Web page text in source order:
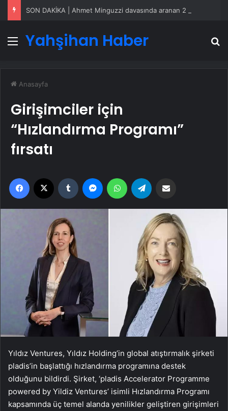
Menü
Yahşihan Haber
Anasayfa
Girişimciler için
“Hızlandırma Programı”
fırsatı
Facebook Tumblr MessengerWhatsApp
Yıldız Ventures, Yıldız Holding’in global atıştırmalık şirketi
pladis’in başlattığı hızlandırma programına destek
olduğunu bildirdi. Şirket, ‘pladis Accelerator Programme
powered by Yildiz Ventures’ isimli Hızlandırma Programı
kapsamında üç temel alanda yenilikler geliştiren girişimleri